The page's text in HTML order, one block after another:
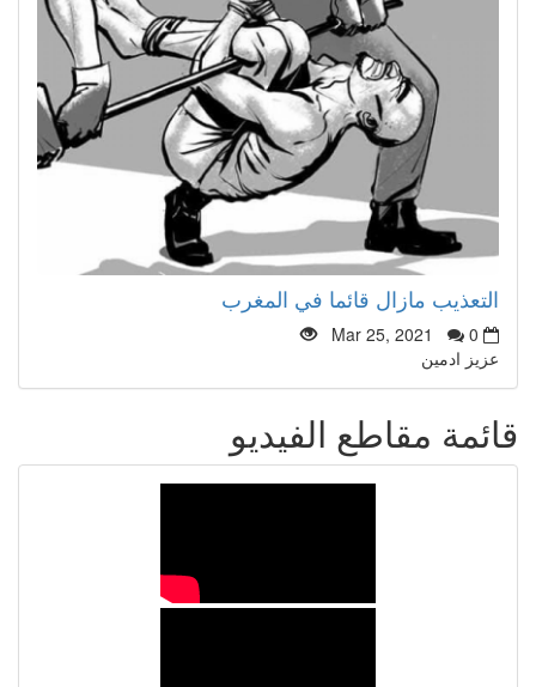
التعذيب مازال قائما في المغرب
Mar 25, 2021
0
عزيز ادمين
قائمة مقاطع الفيديو